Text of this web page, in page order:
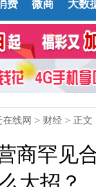
费 微商 大数
在线网 > 财经 > 正文
商罕见